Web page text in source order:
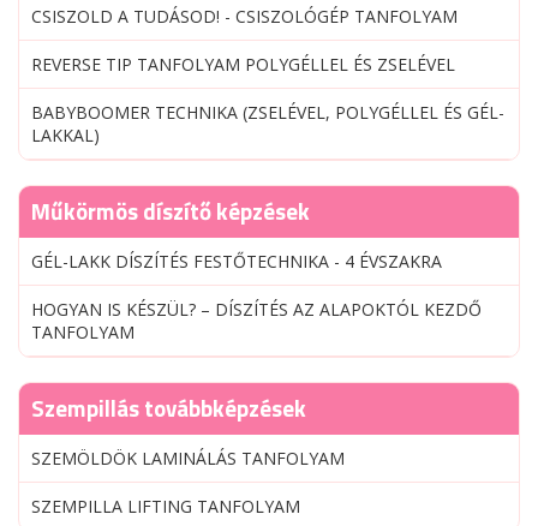
CSISZOLD A TUDÁSOD! - CSISZOLÓGÉP TANFOLYAM
REVERSE TIP TANFOLYAM POLYGÉLLEL ÉS ZSELÉVEL
BABYBOOMER TECHNIKA (ZSELÉVEL, POLYGÉLLEL ÉS GÉL-
LAKKAL)
Műkörmös díszítő képzések
GÉL-LAKK DÍSZÍTÉS FESTŐTECHNIKA - 4 ÉVSZAKRA
HOGYAN IS KÉSZÜL? – DÍSZÍTÉS AZ ALAPOKTÓL KEZDŐ
TANFOLYAM
Szempillás továbbképzések
SZEMÖLDÖK LAMINÁLÁS TANFOLYAM
SZEMPILLA LIFTING TANFOLYAM